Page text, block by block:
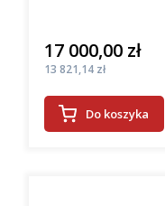
Cena
17 000,00 zł
Cena
13 821,14 zł
Do koszyka